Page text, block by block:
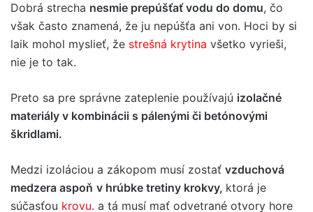
Dobrá strecha nesmie prepúšťať vodu do domu, čo
však často znamená, že ju nepúšťa ani von. Hoci by si
laik mohol myslieť, že strešná krytina všetko vyrieši,
nie je to tak.
Preto sa pre správne zateplenie používajú izolačné
materiály v kombinácii s pálenými či betónovými
škridlami.
Medzi izoláciou a zákopom musí zostať vzduchová
medzera aspoň v hrúbke tretiny krokvy, ktorá je
súčasťou krovu. a tá musí mať odvetrané otvory hore